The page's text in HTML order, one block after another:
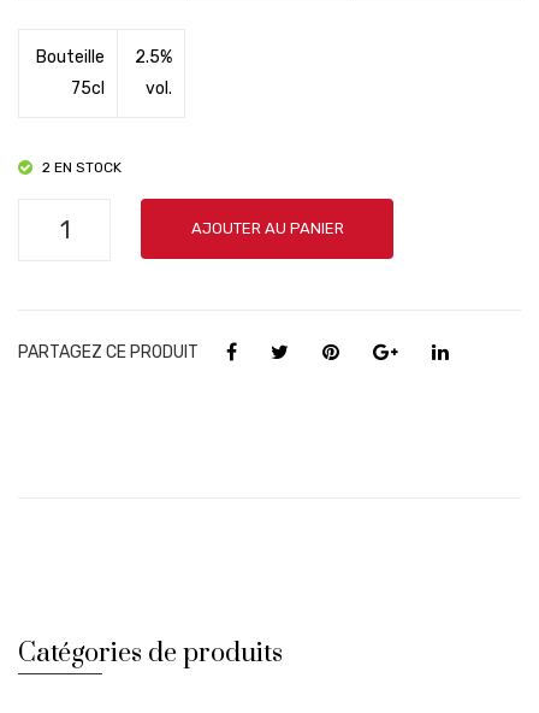
Bouteille
75cl
2.5%
vol.
2 EN STOCK
-
AJOUTER AU PANIER
PARTAGEZ CE PRODUIT
Catégories de produits